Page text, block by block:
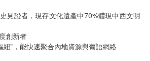
見證者，現存文化遺產中70%體現中西文明
創新者
紐”，能快速聚合內地資源與葡語網絡